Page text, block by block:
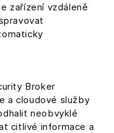
zařízení vzdáleně
Broker
a cloudové služby
neobvyklé
citlivé informace a